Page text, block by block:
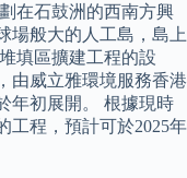
在石鼓洲的西南方興
場般大的人工島，島上
填區擴建工程的設
由威立雅環境服務香港
年初展開。 根據現時
工程，預計可於2025年